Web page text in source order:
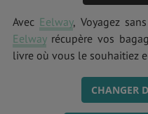
Avec Eelway, Voyagez
Eelwayrécupère vos
livre où vous le souhaitiez
CHANGER